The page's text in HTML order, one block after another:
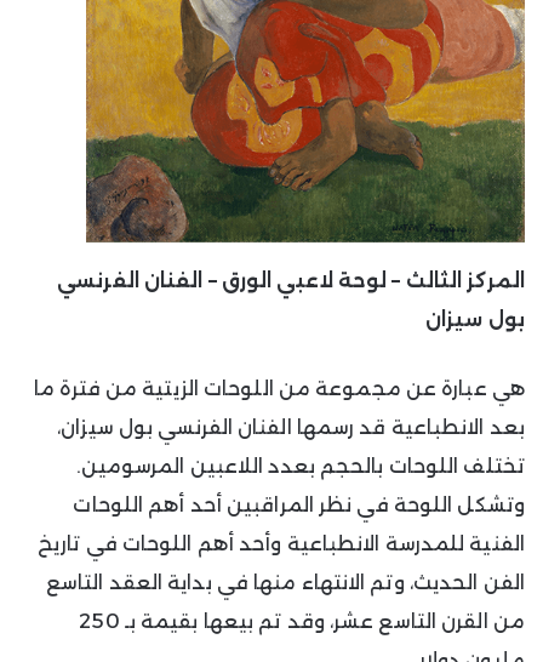
المركز الثالث – لوحة لاعبي الورق – الفنان الفرنسي
بول سيزان
هي عبارة عن مجموعة من اللوحات الزيتية من فترة ما
بعد الانطباعية قد رسمها الفنان الفرنسي بول سيزان،
تختلف اللوحات بالحجم بعدد اللاعبين المرسومين.
وتشكل اللوحة في نظر المراقبين أحد أهم اللوحات
الفنية للمدرسة الانطباعية وأحد أهم اللوحات في تاريخ
الفن الحديث، وتم الانتهاء منها في بداية العقد التاسع
من القرن التاسع عشر، وقد تم بيعها بقيمة بـ 250